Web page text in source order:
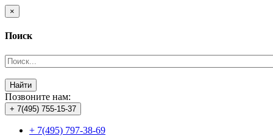
×
Поиск
Найти
Позвоните нам:
+ 7(495) 755-15-37
+ 7(495) 797-38-69